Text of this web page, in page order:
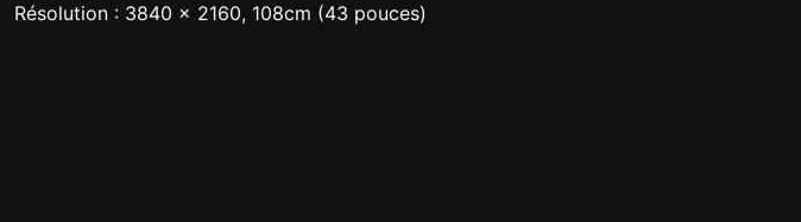
Résolution : 3840 x 2160, 108cm (43 pouces)